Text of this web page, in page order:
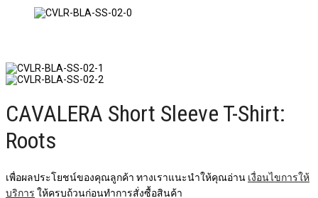
CAVALERA Short Sleeve T-Shirt:
Roots
เพื่อผลประโยชน์ของคุณลูกค้า ทางเราแนะนำให้คุณอ่าน เงื่อนไขการให้
บริการ ให้ครบถ้วนก่อนทำการสั่งซื้อสินค้า